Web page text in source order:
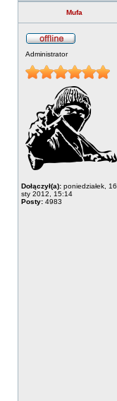
Mufa
Administrator
Dołączył(a): poniedziałek, 16
sty 2012, 15:14
Posty: 4983